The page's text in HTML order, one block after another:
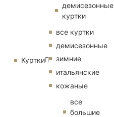
демисезонные
куртки
Куртки
все куртки
демисезонные
зимние
итальянские
кожаные
все
большие